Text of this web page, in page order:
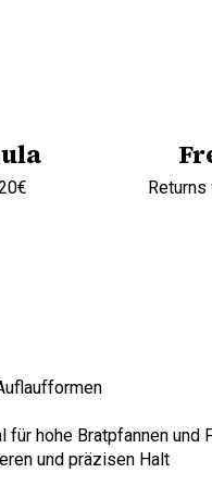
für hohe Bratpfannen
und präzisen Halt